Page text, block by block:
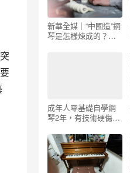
新華全媒｜“中國造”鋼
琴是怎樣煉成的？
成年人零基礎自學鋼
琴2年，有技術硬傷，
棄…